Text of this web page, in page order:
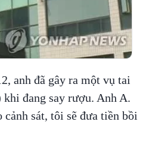
anh đã gây ra một vụ tai
đang say rượu. Anh A.
sát, tôi sẽ đưa tiền bồi